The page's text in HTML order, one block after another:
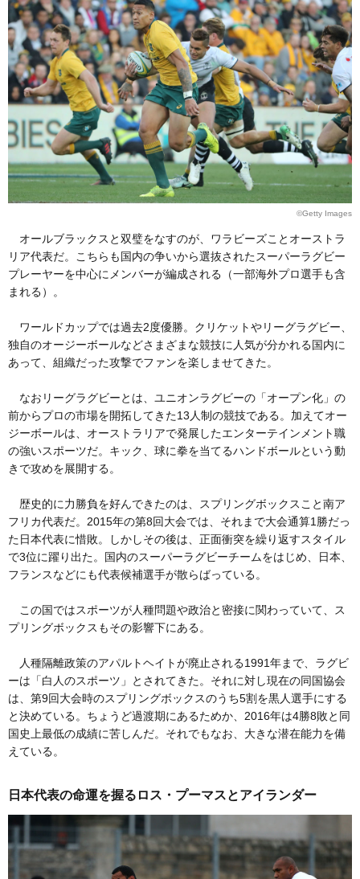
©Getty Images
オールブラックスと双璧をなすのが、ワラビーズことオーストラ
リア代表だ。こちらも国内の争いから選抜されたスーパーラグビー
プレーヤーを中心にメンバーが編成される（一部海外プロ選手も含
まれる）。
ワールドカップでは過去2度優勝。クリケットやリーグラグビー、
独自のオージーボールなどさまざまな競技に人気が分かれる国内に
あって、組織だった攻撃でファンを楽しませてきた。
なおリーグラグビーとは、ユニオンラグビーの「オープン化」の
前からプロの市場を開拓してきた13人制の競技である。加えてオー
ジーボールは、オーストラリアで発展したエンターテインメント職
の強いスポーツだ。キック、球に拳を当てるハンドボールという動
きで攻めを展開する。
歴史的に力勝負を好んできたのは、スプリングボックスこと南ア
フリカ代表だ。2015年の第8回大会では、それまで大会通算1勝だっ
た日本代表に惜敗。しかしその後は、正面衝突を繰り返すスタイル
で3位に躍り出た。国内のスーパーラグビーチームをはじめ、日本、
フランスなどにも代表候補選手が散らばっている。
この国ではスポーツが人種問題や政治と密接に関わっていて、ス
プリングボックスもその影響下にある。
人種隔離政策のアパルトヘイトが廃止される1991年まで、ラグビ
ーは「白人のスポーツ」とされてきた。それに対し現在の同国協会
は、第9回大会時のスプリングボックスのうち5割を黒人選手にする
と決めている。ちょうど過渡期にあるためか、2016年は4勝8敗と同
国史上最低の成績に苦しんだ。それでもなお、大きな潜在能力を備
えている。
日本代表の命運を握るロス・プーマスとアイランダー